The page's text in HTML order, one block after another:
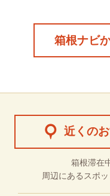
箱根ナビ
近くの
箱根滞在
周辺にあるスポ